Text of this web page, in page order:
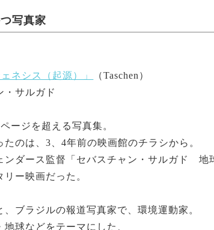
写真家
ェネシス（起源）」
（Taschen）
・サルガド
ージを超える写真集。
たのは、3、4年前の映画館のチラシから。
ンダース監督「セバスチャン・サルガド 地
リー映画だった。
、ブラジルの報道写真家で、環境運動家。
地球などをテーマにした、